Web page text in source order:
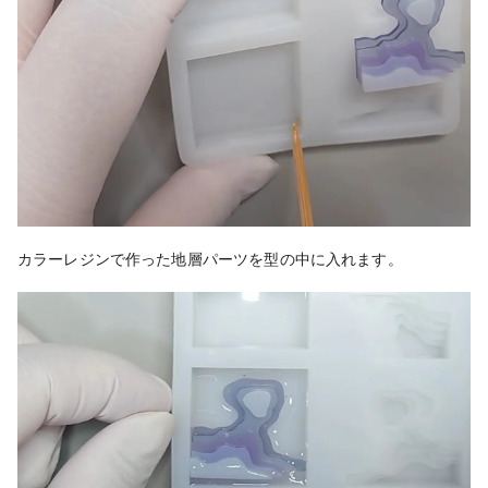
カラーレジンで作った地層パーツを型の中に入れます。